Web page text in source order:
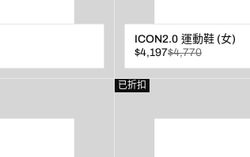
ICON2.0 運動鞋 (女)
已
折
扣
$4,197
原
價
$4,770
已折扣